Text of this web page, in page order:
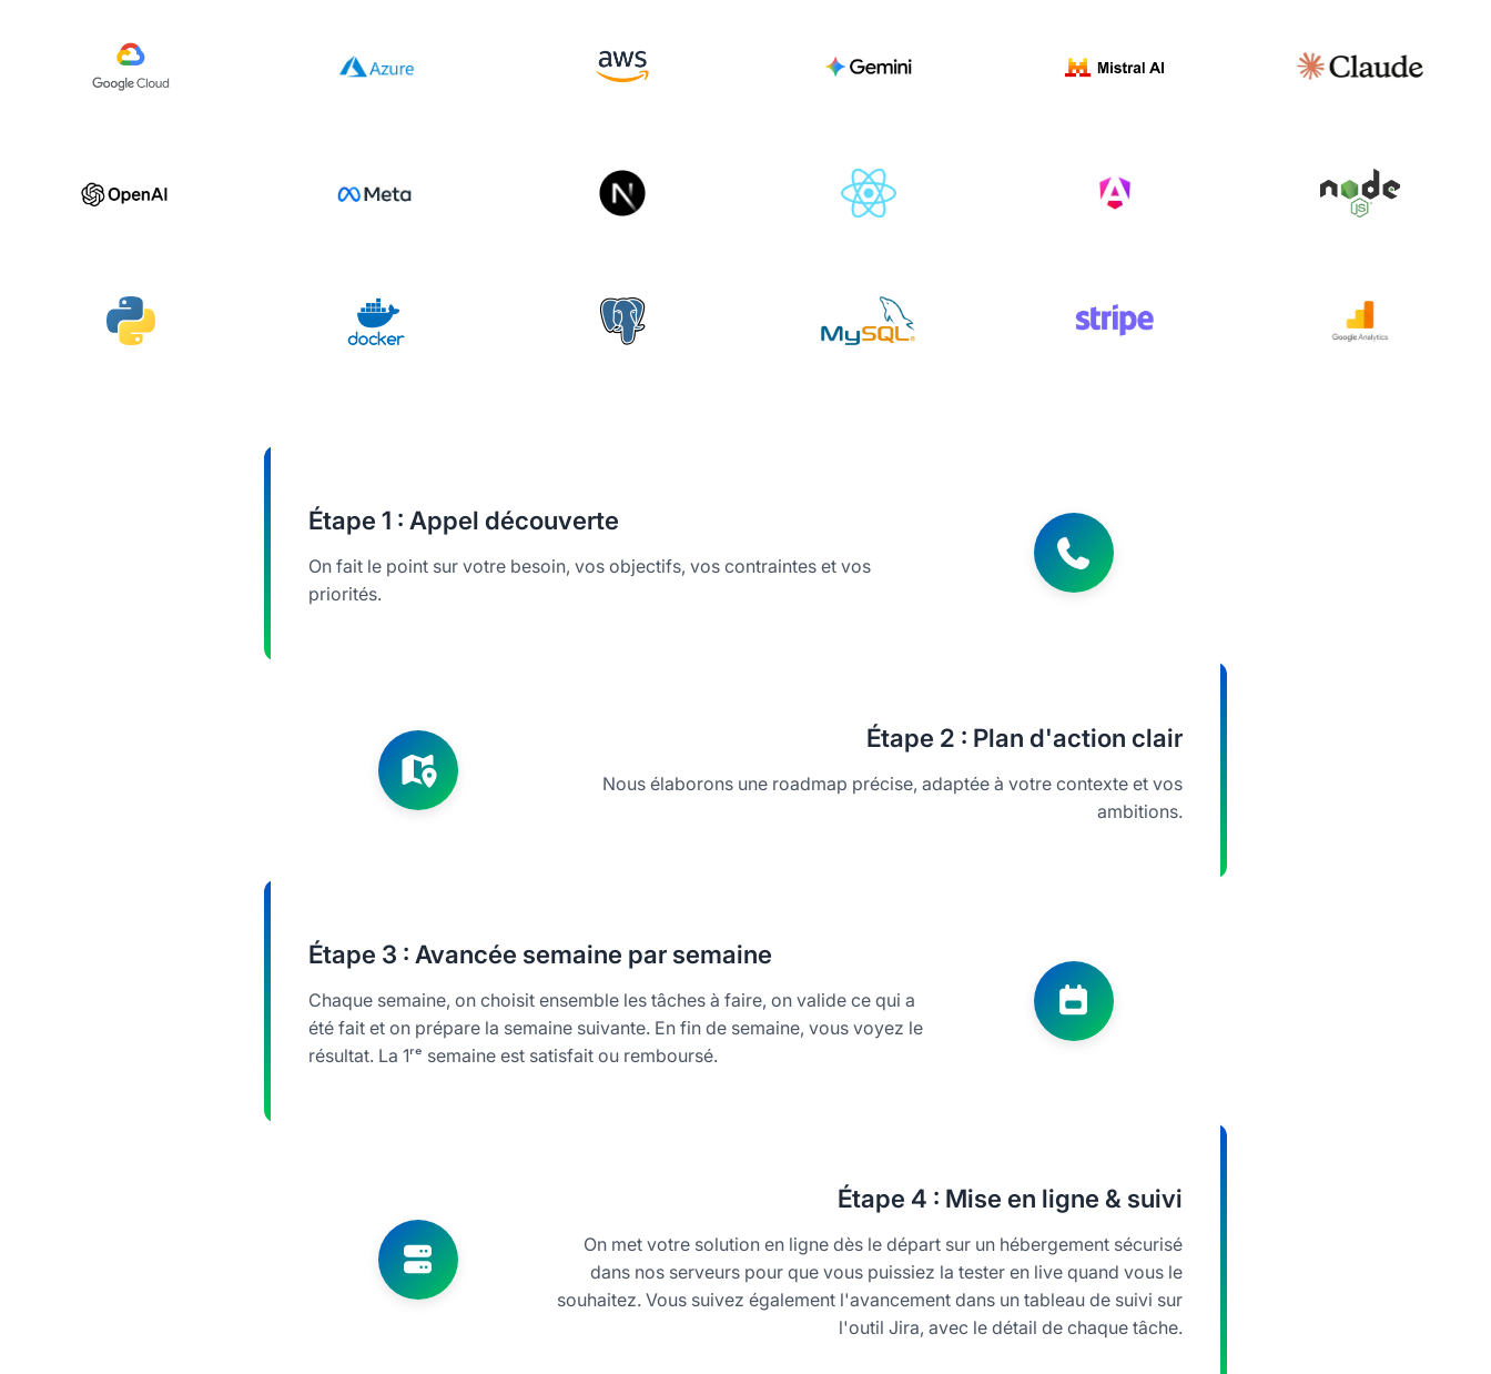
Étape 1 : Appel découverte
On fait le point sur votre besoin, vos objectifs, vos contraintes et vos
priorités.
Étape 2 : Plan d'action clair
Nous élaborons une roadmap précise, adaptée à votre contexte et vos
ambitions.
Étape 3 : Avancée semaine par semaine
Chaque semaine, on choisit ensemble les tâches à faire, on valide ce qui a
été fait et on prépare la semaine suivante. En fin de semaine, vous voyez le
résultat. La 1ʳᵉ semaine est satisfait ou remboursé.
Étape 4 : Mise en ligne & suivi
On met votre solution en ligne dès le départ sur un hébergement sécurisé
dans nos serveurs pour que vous puissiez la tester en live quand vous le
souhaitez. Vous suivez également l'avancement dans un tableau de suivi sur
l'outil Jira, avec le détail de chaque tâche.